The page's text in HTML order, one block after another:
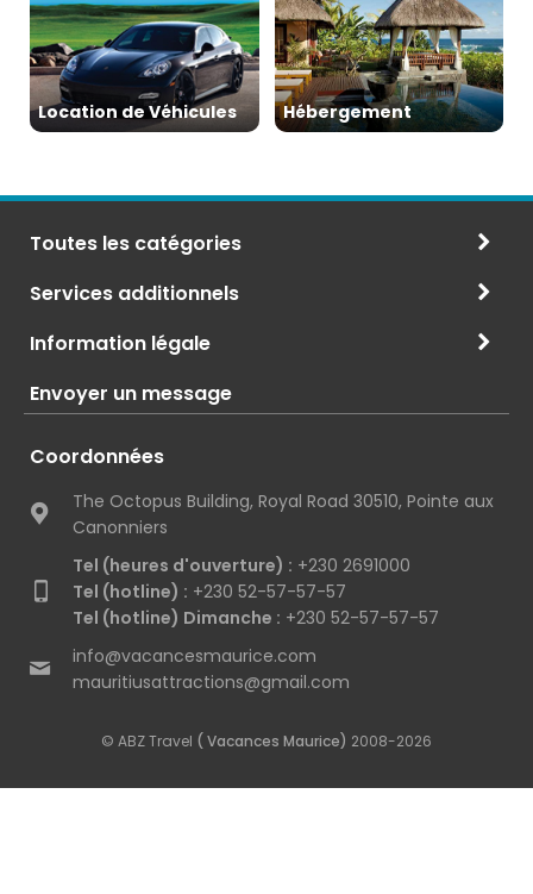
Location de Véhicules Hébergement
Toutes les catégories
Services additionnels
Information légale
Envoyer un message
Coordonnées
The Octopus Building, Royal Road 30510, Pointe aux
Canonniers
Tel (heures d'ouverture) : +230 2691000
Tel (hotline) : +230 52-57-57-57
Tel (hotline) Dimanche : +230 52-57-57-57
info@vacancesmaurice.com
mauritiusattractions@gmail.com
© ABZ Travel ( Vacances Maurice) 2008-2026